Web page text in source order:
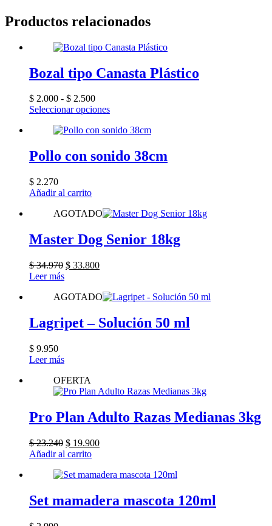
Productos relacionados
Bozal tipo Canasta Plástico
$ 2.000 - $ 2.500Rango
de
desde
hasta
$ 2.500
Seleccionar opcionesEste
tiene
variantes.
Las
elegir
en
página
Pollo con sonido 38cm
$ 2.270
Añadir al carrito
AGOTADO
Master Dog Senior 18kg
$34.970 El
era:
$ 33.800El
es:
Leer más
AGOTADO
Lagripet – Solución 50 ml
$ 9.950
Leer más
OFERTA
Pro Plan Adulto Razas Medianas 3kg
$23.240 El
precio
era:
$ 19.900El
es:
Añadir al carrito
Set mamadera mascota 120ml